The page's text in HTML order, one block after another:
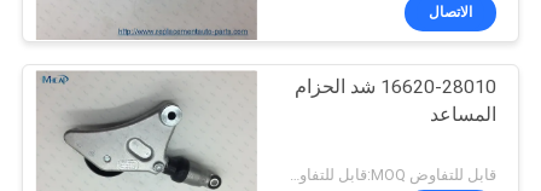
الاتصال
16620-28010 شد الحزام
المساعد
قابل للتفاوض MOQ:قابل للتفاوض